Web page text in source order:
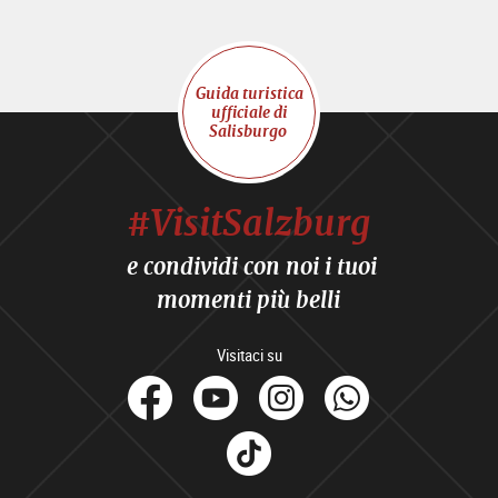
Guida turistica
ufficiale di
Salisburgo
#VisitSalzburg
e condividi con noi i tuoi
momenti più belli
Visitaci su
facebook
YoutubeInstagram
Tik